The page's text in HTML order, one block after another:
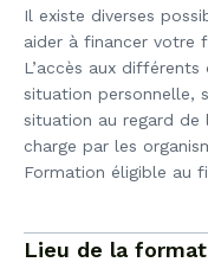
Il existe diverses
aider à financer votre
L’accès aux
situation personnelle,
situation au regard de
charge par les
Formation éligible au
Lieu de la